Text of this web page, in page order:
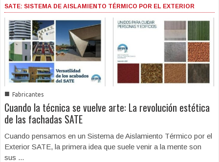
SATE: SISTEMA DE AISLAMIENTO TÉRMICO POR EL EXTERIOR
■ Fabricantes
Cuando la técnica se vuelve arte: La revolución estética
de las fachadas SATE
Cuando pensamos en un Sistema de Aislamiento Térmico por el
Exterior SATE, la primera idea que suele venir a la mente son
sus ...